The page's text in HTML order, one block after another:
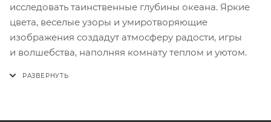
исследовать таинственные глубины океана. Яркие
цвета, веселые узоры и умиротворяющие
изображения создадут атмосферу радости, игры
и волшебства, наполняя комнату теплом и уютом.